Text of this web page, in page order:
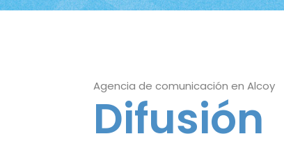
Agencia de comunicación en Alcoy
Difusión